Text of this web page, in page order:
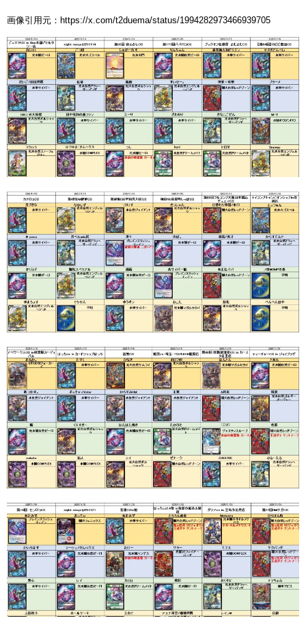
画像引用元：https://x.com/t2duema/status/1994282973466939705